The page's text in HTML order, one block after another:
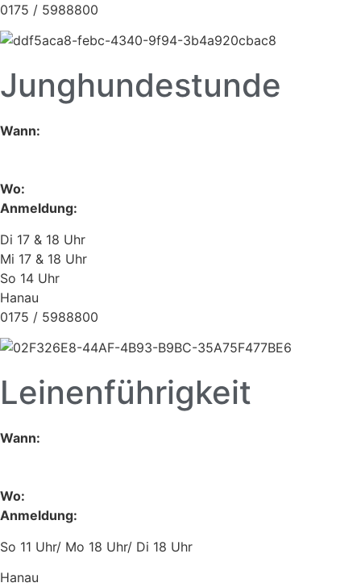
0175 / 5988800
Junghundestunde
Wann:
Wo:
Anmeldung:
Di 17 & 18 Uhr
Mi 17 & 18 Uhr
So 14 Uhr
Hanau
0175 / 5988800
Leinenführigkeit
Wann:
Wo:
Anmeldung:
So 11 Uhr/ Mo 18 Uhr/ Di 18 Uhr
Hanau